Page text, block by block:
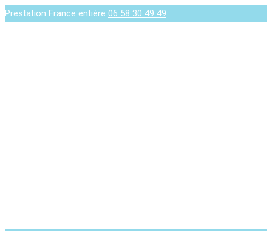
Prestation France entière 06 58 30 49 49